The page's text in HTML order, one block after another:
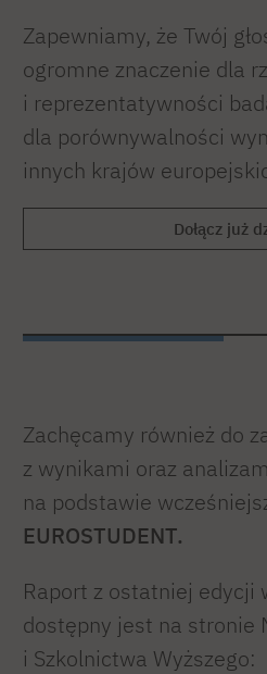
Zapewniamy, że Twój
ogromne znaczenie dla
i reprezentatywności
dla porównywalności
innych krajów
Dołącz już
Zachęcamy również do
z wynikami oraz
na podstawie
EUROSTUDENT.
Raport z ostatniej edycji
dostępny jest na stronie
i Szkolnictwa Wyższego: